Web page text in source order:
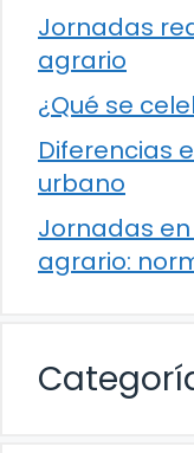
Jornadas
agrario
¿Qué se
Diferencias
urbano
Jornadas
agrario: